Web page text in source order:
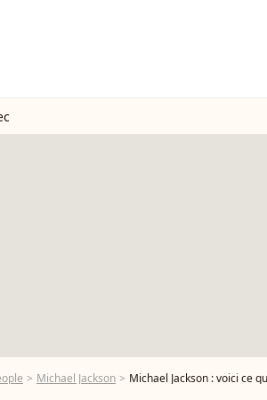
Michael Jackson Michael Jackson : voici ce